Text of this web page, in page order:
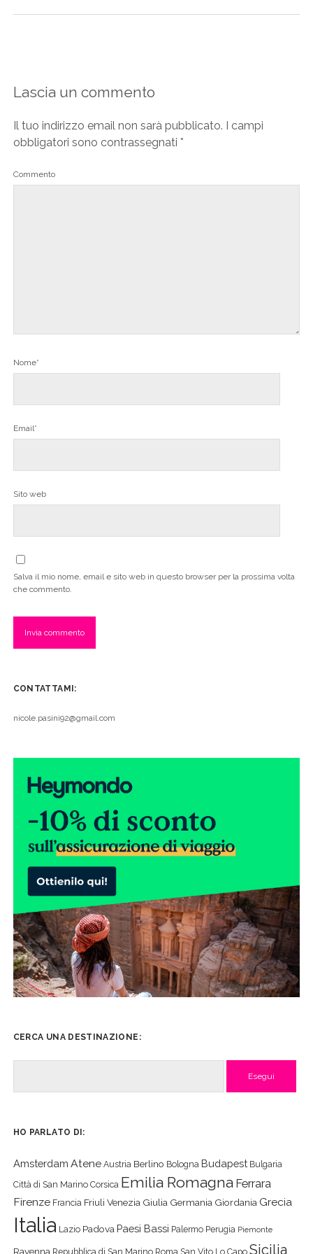
Lascia un commento
Il tuo indirizzo email non sarà pubblicato. I campi
obbligatori sono contrassegnati *
Commento
Nome*
Email*
Sito web
Salva il mio nome, email e sito web in questo browser per la prossima volta
che commento.
CONTATTAMI:
nicole.pasini92@gmail.com
CERCA UNA DESTINAZIONE:
HO PARLATO DI:
Amsterdam Atene Austria Berlino Bologna Budapest Bulgaria
Città di San Marino Corsica Emilia Romagna Ferrara
Firenze Francia Friuli Venezia Giulia Germania Giordania Grecia
Italia Lazio Padova Paesi Bassi Palermo Perugia Piemonte
Ravenna Repubblica di San Marino Roma San Vito Lo Capo Sicilia